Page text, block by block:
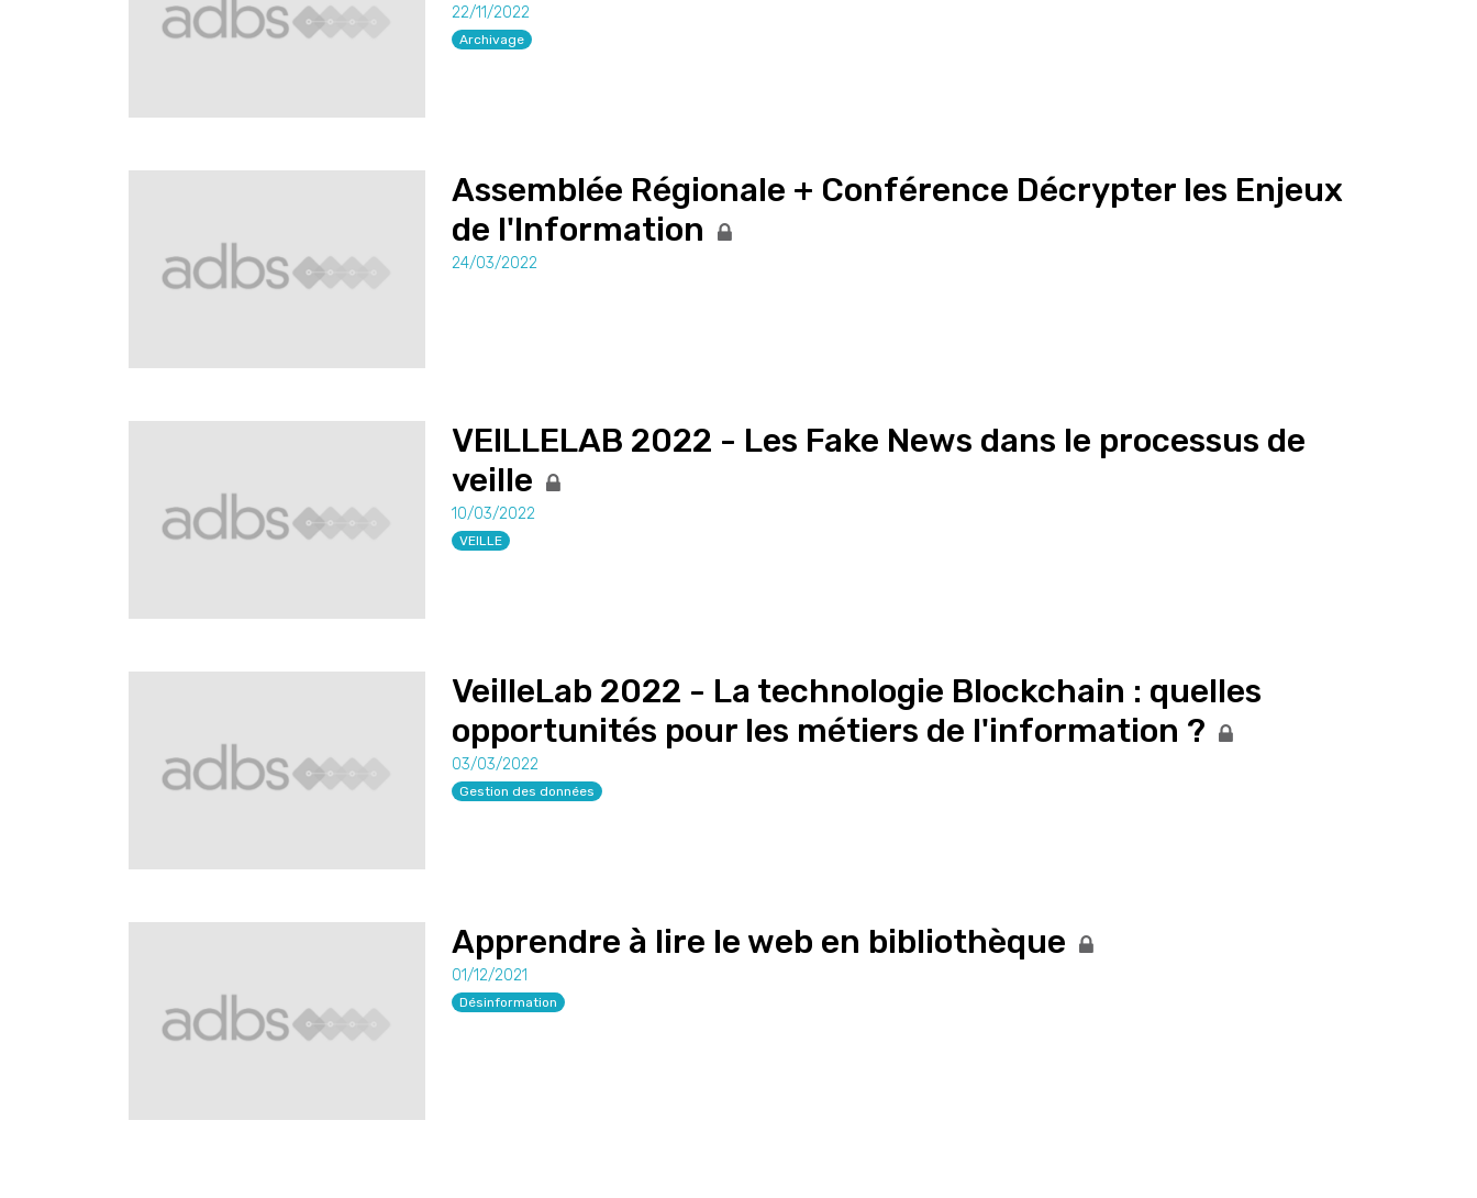
22/11/2022
Archivage
Assemblée Régionale + Conférence Décrypter les Enjeux
de l'Information
24/03/2022
VEILLELAB 2022 - Les Fake News dans le processus de
veille
10/03/2022
VEILLE
VeilleLab 2022 - La technologie Blockchain : quelles
opportunités pour les métiers de l'information ?
03/03/2022
Gestion des données
Apprendre à lire le web en bibliothèque
01/12/2021
Désinformation